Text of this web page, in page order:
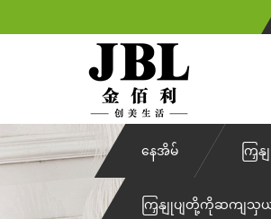
နေအိမ် ကြှန
ကြှနျုပျတို့ကိုဆကျသှယ